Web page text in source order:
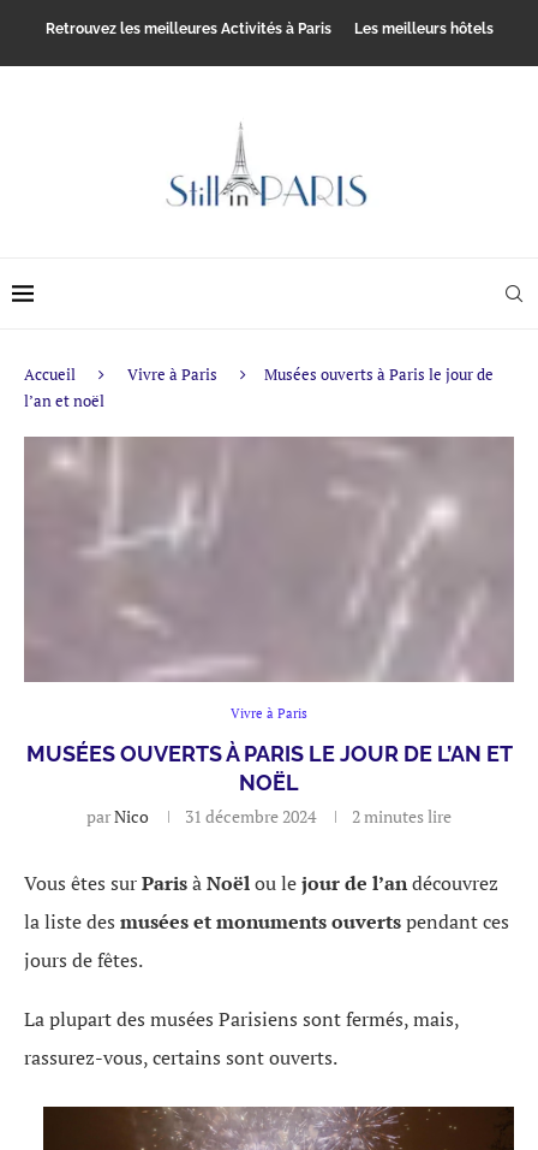
Retrouvez les meilleures Activités à Paris Les meilleurs hôtels
Accueil Vivre à Paris
Musées ouverts à Paris le jour de
l’an et noël
Vivre à Paris
MUSÉES OUVERTS À PARIS LE JOUR DE L’AN ET
NOËL
parNico 31 décembre 2024 2 minutes lire
Vous êtes surParisàNoëlou lejour de l’andécouvrez
la liste des musées et monuments ouvertspendant ces
jours de fêtes.
La plupart des musées Parisiens sont fermés, mais,
rassurez-vous, certains sont ouverts.